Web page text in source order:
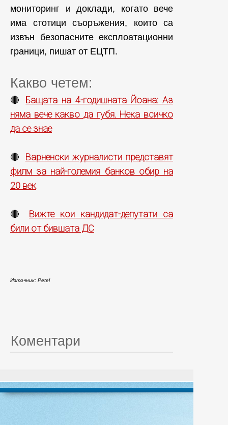
мониторинг и доклади, когато вече
има стотици съоръжения, които са
извън безопасните експлоатационни
граници, пишат от ЕЦТП.
Какво четем:
🔴 Бащата на 4-годишната Йоана: Аз
няма вече какво да губя. Нека всичко
да се знае
🔴 Варненски журналисти представят
филм за най-големия банков обир на
20 век
🔴 Вижте кои кандидат-депутати са
били от бившата ДС
Източник: Petel
Коментари